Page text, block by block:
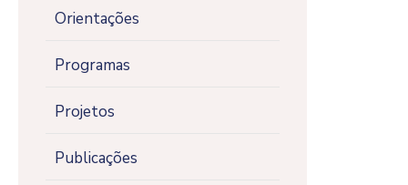
Orientações
Programas
Projetos
Publicações